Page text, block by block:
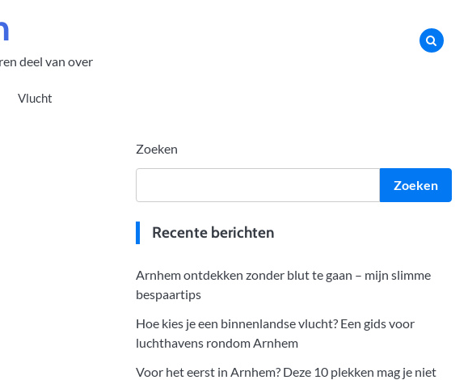
deel van over
Vlucht
Zoeken
Zoeken
Recente berichten
Arnhem ontdekken zonder blut te gaan – mijn slimme
bespaartips
Hoe kies je een binnenlandse vlucht? Een gids voor
luchthavens rondom Arnhem
Voor het eerst in Arnhem? Deze 10 plekken mag je niet